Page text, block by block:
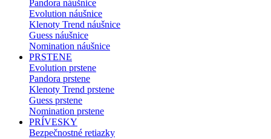
Pandora náušnice
Evolution náušnice
Klenoty Trend náušnice
Guess náušnice
Nomination náušnice
PRSTENE
Evolution prstene
Pandora prstene
Klenoty Trend prstene
Guess prstene
Nomination prstene
PRÍVESKY
Bezpečnostné retiazky